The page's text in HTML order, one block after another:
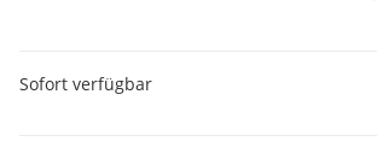
Sofort verfügbar